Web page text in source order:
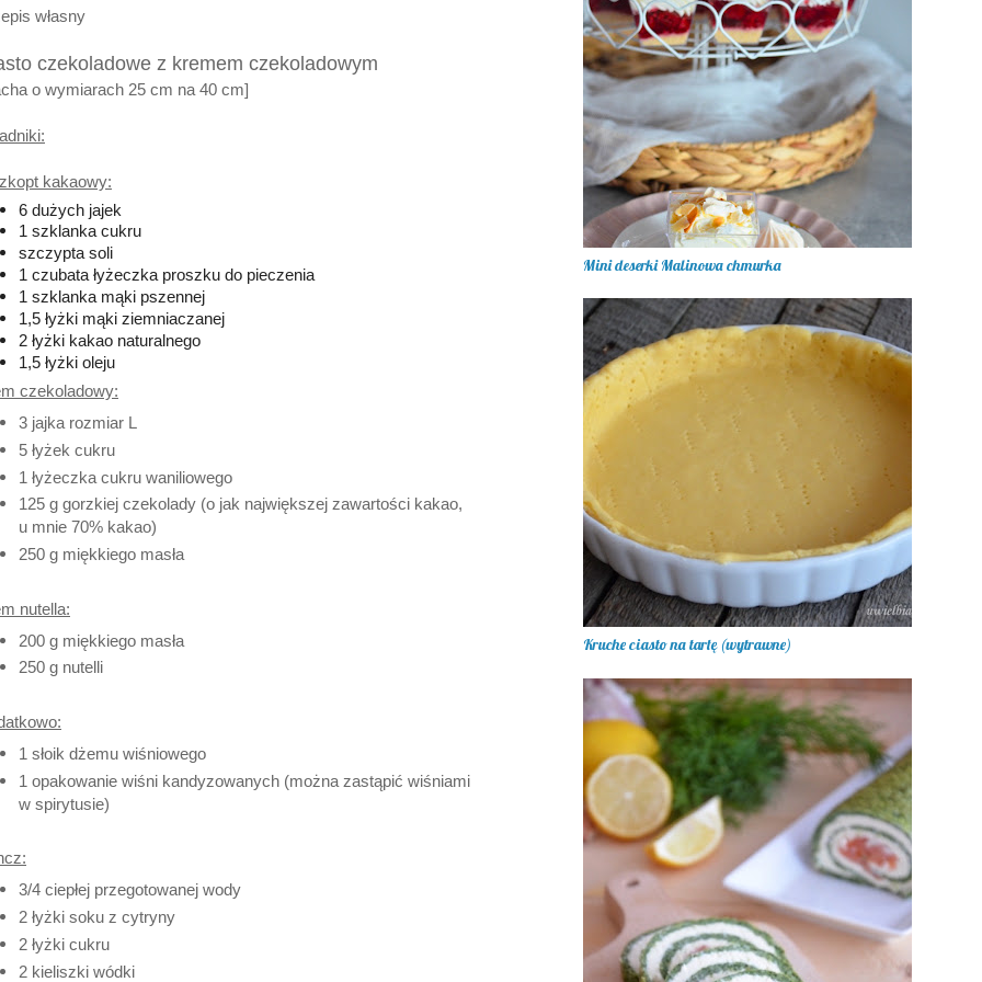
własny
czekoladowe z kremem czekoladowym
o wymiarach 25 cm na 40 cm]
kakaowy:
6 dużych jajek
1 szklanka cukru
szczypta soli
1 czubata łyżeczka proszku do pieczenia
1 szklanka mąki pszennej
1,5 łyżki mąki ziemniaczanej
2 łyżki kakao naturalnego
1,5 łyżki oleju
czekoladowy:
3 jajka rozmiar L
5 łyżek cukru
1 łyżeczka cukru waniliowego
125 g gorzkiej czekolady (o jak największej zawartości kakao,
u mnie 70% kakao)
250 g miękkiego masła
nutella:
200 g miękkiego masła
250 g nutelli
1 słoik dżemu wiśniowego
1 opakowanie wiśni kandyzowanych (można zastąpić wiśniami
w spirytusie)
3/4 ciepłej przegotowanej wody
2 łyżki soku z cytryny
2 łyżki cukru
2 kieliszki wódki
Mini deserki Malinowa chmurka
Kruche ciasto na tartę (wytrawne)